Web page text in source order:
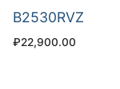
B2530RVZ
₽22,900.00